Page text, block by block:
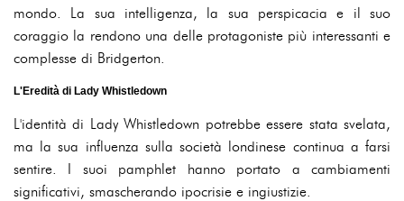
mondo. La sua intelligenza, la sua perspicacia e il suo
coraggio la rendono una delle protagoniste più interessanti e
complesse di Bridgerton.
L'Eredità di Lady Whistledown
L'identità di Lady Whistledown potrebbe essere stata svelata,
ma la sua influenza sulla società londinese continua a farsi
sentire. I suoi pamphlet hanno portato a cambiamenti
significativi, smascherando ipocrisie e ingiustizie.